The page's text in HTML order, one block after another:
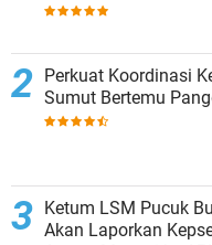
Perkuat Koordinasi
Sumut Bertemu
Ketum LSM Pucuk
Akan Laporkan